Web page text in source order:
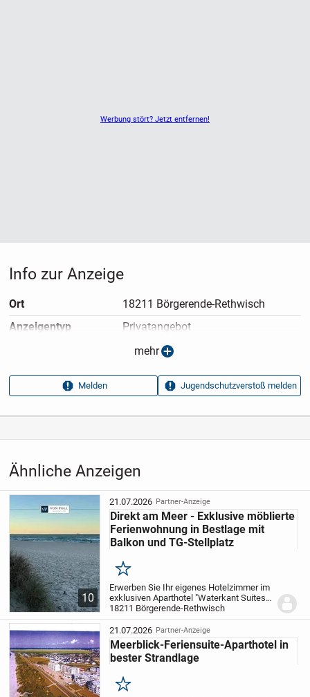
Werbung stört? Jetzt entfernen!
Ähnliche Anzeigen
10
21.07.2026 Partner-Anzeige
Direkt am Meer - Exklusive möblierte
Ferienwohnung in Bestlage mit
Balkon und TG-Stellplatz
Merken
Erwerben Sie Ihr eigenes Hotelzimmer im
exklusiven Aparthotel "Waterkant Suites".
Das Hotel befindet sich direkt am Strand
des Ostseebades Börgerende. Neben der
idealen Lage nur wenige Schritte zum...
18211 Börgerende-Rethwisch
21.07.2026 Partner-Anzeige
Meerblick-Feriensuite-Aparthotel in
bester Strandlage
Merken
Info zur Anzeige
Ort
18211 Börgerende-Rethwisch
Anzeigen­typ
Privatangebot
29.04.2025
Aufrufe dieser
24
mehr
Melden Jugendschutzverstoß melden